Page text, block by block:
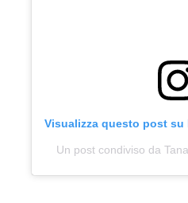
Visualizza questo post su
Un post condiviso da